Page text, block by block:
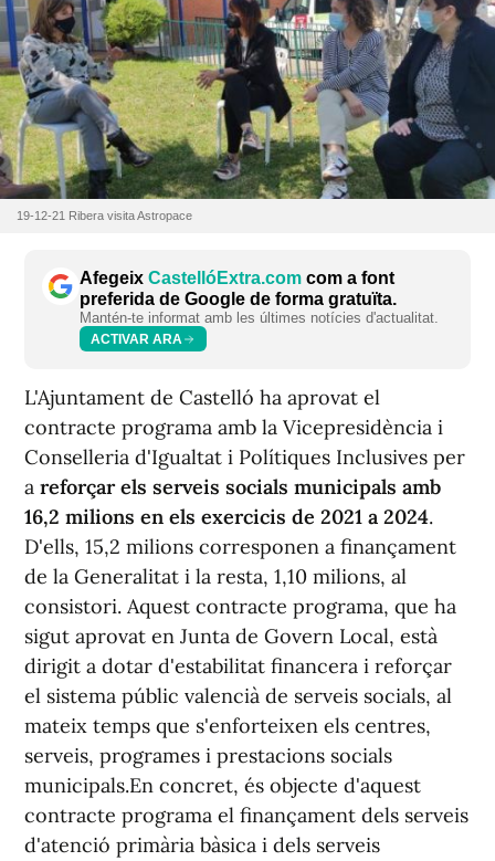
19-12-21 Ribera visita Astropace
Afegeix CastellóExtra.com com a font
preferida de Google de forma gratuïta.
Mantén-te informat amb les últimes notícies d'actualitat.
ACTIVAR ARA
L'Ajuntament de Castelló ha aprovat el
contracte programa amb la Vicepresidència i
Conselleria d'Igualtat i Polítiques Inclusives per
a reforçar els serveis socials municipals amb
16,2 milions en els exercicis de 2021 a 2024.
D'ells, 15,2 milions corresponen a finançament
de la Generalitat i la resta, 1,10 milions, al
consistori. Aquest contracte programa, que ha
sigut aprovat en Junta de Govern Local, està
dirigit a dotar d'estabilitat financera i reforçar
el sistema públic valencià de serveis socials, al
mateix temps que s'enforteixen els centres,
serveis, programes i prestacions socials
municipals.En concret, és objecte d'aquest
contracte programa el finançament dels serveis
d'atenció primària bàsica i dels serveis